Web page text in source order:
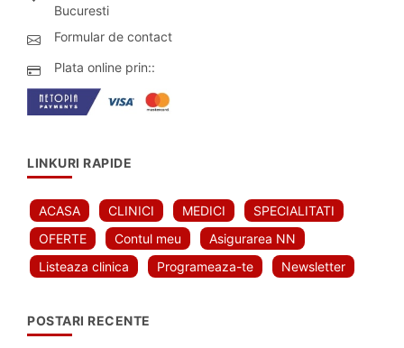
Bucuresti
Formular de contact
Plata online prin::
LINKURI RAPIDE
ACASA CLINICI MEDICI
SPECIALITATI
OFERTE
Contul meu
Asigurarea NN
Listeaza clinica
Programeaza-te Newsletter
POSTARI RECENTE